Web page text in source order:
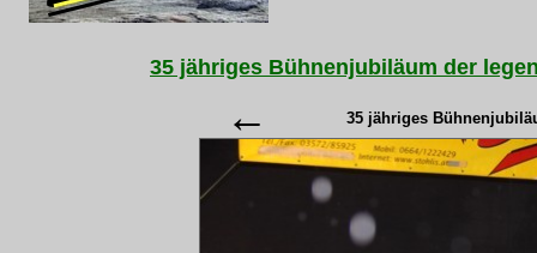
35 jähriges Bühnenjubiläum der
← 35 jähriges